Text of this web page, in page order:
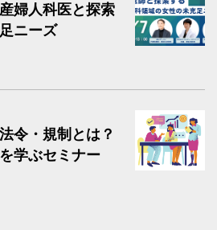
婦人科医と探索
ニーズ
令・規制とは？
学ぶセミナー